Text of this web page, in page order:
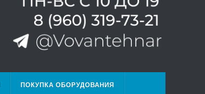
ПОКУПКА ОБОРУДОВАНИЯ